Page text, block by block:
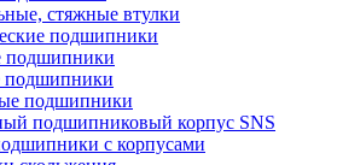
стяжные втулки
подшипники
подшипники
подшипники
подшипники
подшипниковый корпус SNS
с корпусами